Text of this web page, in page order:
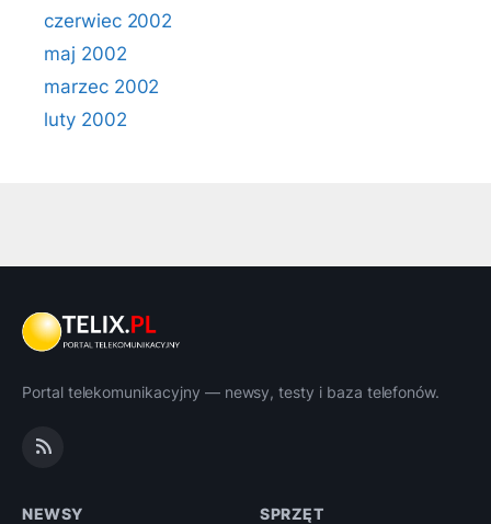
czerwiec 2002
maj 2002
marzec 2002
luty 2002
Portal telekomunikacyjny — newsy, testy i baza telefonów.
NEWSY SPRZĘT